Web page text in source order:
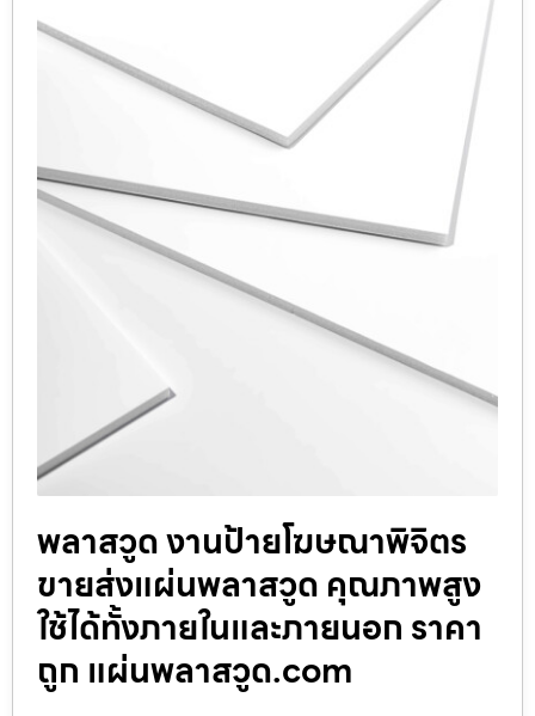
พลาสวูด งานป้ายโฆษณาพิจิตร
ขายส่งแผ่นพลาสวูด คุณภาพสูง
ใช้ได้ทั้งภายในและภายนอก ราคา
ถูก แผ่นพลาสวูด.com